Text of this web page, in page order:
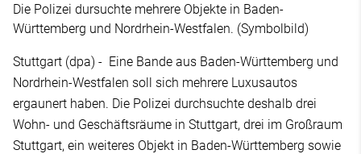
Die Polizei dursuchte mehrere Objekte in Baden-
Württemberg und Nordrhein-Westfalen. (Symbolbild)
Stuttgart (dpa) - Eine Bande aus Baden-Württemberg und
Nordrhein-Westfalen soll sich mehrere Luxusautos
ergaunert haben. Die Polizei durchsuchte deshalb drei
Wohn- und Geschäftsräume in Stuttgart, drei im Großraum
Stuttgart, ein weiteres Objekt in Baden-Württemberg sowie